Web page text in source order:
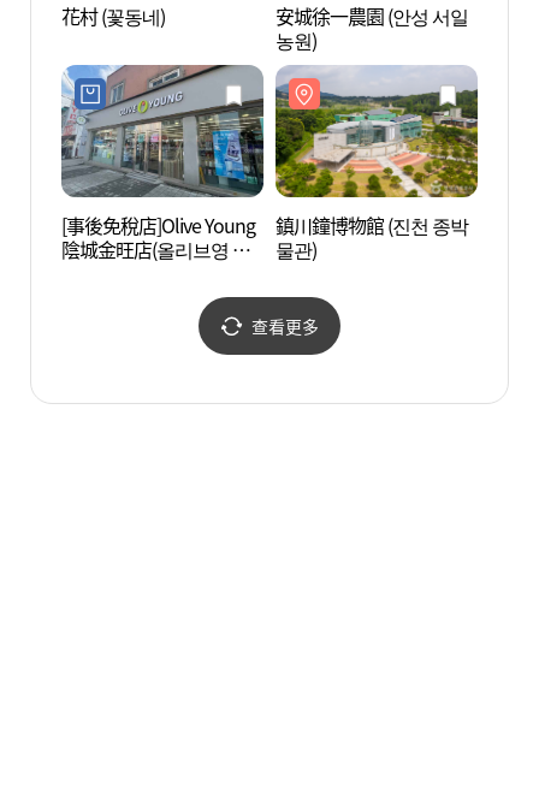
花村 (꽃동네)
安城徐一農園 (안성 서일
농원)
[事後免稅店]Olive Young
陰城金旺店(올리브영 음
鎮川鐘博物館 (진천 종박
물관)
查看更多